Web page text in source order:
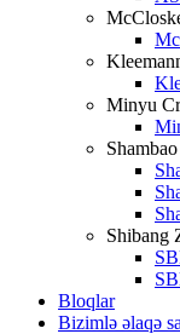
Minyu
Shibang
Bloqlar
Bizimlə əlaqə